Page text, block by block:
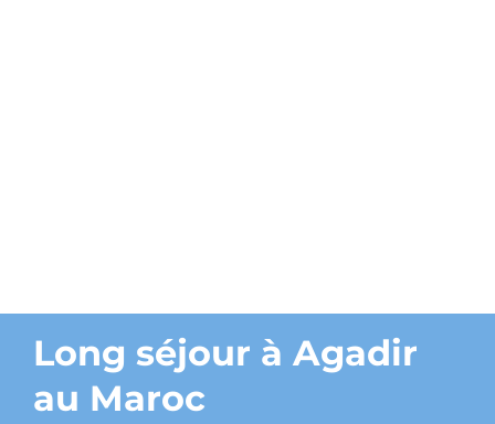
Long séjour à Agadir
au Maroc